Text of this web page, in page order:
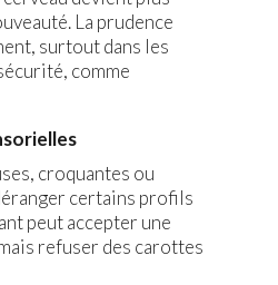
La prudence
surtout dans les
comme
croquantes ou
certains profils
peut accepter une
refuser des carottes